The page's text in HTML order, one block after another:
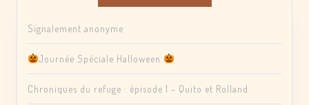
Signalement anonyme
Journée Spéciale Halloween
Chroniques du refuge : épisode 1 – Quito et Rolland